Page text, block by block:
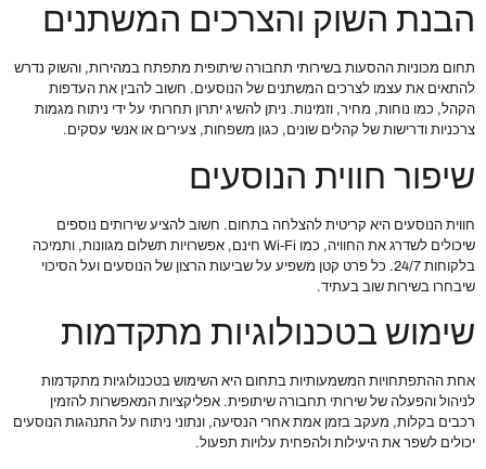
הבנת השוק והצרכים המשתנים
תחום מכוניות ההסעות בשירותי תחבורה שיתופית מתפתח במהירות, והשוק נדרש
להתאים את עצמו לצרכים המשתנים של הנוסעים. חשוב להבין את העדפות
הקהל, כמו נוחות, מחיר, וזמינות. ניתן להשיג יתרון תחרותי על ידי ניתוח מגמות
צרכניות ודרישות של קהלים שונים, כגון משפחות, צעירים או אנשי עסקים.
שיפור חווית הנוסעים
חווית הנוסעים היא קריטית להצלחה בתחום. חשוב להציע שירותים נוספים
שיכולים לשדרג את החוויה, כמו Wi-Fi חינם, אפשרויות תשלום מגוונות, ותמיכה
בלקוחות 24/7. כל פרט קטן משפיע על שביעות הרצון של הנוסעים ועל הסיכוי
שיבחרו בשירות שוב בעתיד.
שימוש בטכנולוגיות מתקדמות
אחת ההתפתחויות המשמעותיות בתחום היא השימוש בטכנולוגיות מתקדמות
לניהול והפעלה של שירותי תחבורה שיתופית. אפליקציות המאפשרות להזמין
רכבים בקלות, מעקב בזמן אמת אחרי הנסיעה, ונתוני ניתוח על התנהגות הנוסעים
יכולים לשפר את היעילות ולהפחית עלויות תפעול.